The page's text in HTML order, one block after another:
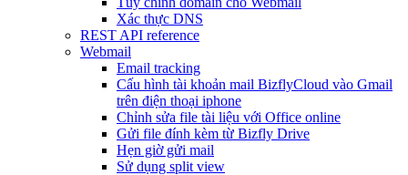
Xác thực DNS
REST API reference
Webmail
Email tracking
Cấu hình tài khoản mail BizflyCloud vào Gmail
trên điện thoại iphone
Chỉnh sửa file tài liệu với Office online
Gửi file đính kèm từ Bizfly Drive
Hẹn giờ gửi mail
Sử dụng split view